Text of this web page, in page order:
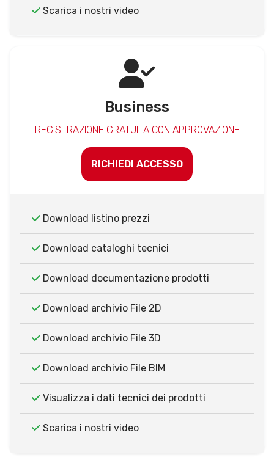
Scarica i nostri video
Business
REGISTRAZIONE GRATUITA CON APPROVAZIONE
RICHIEDI ACCESSO
Download listino prezzi
Download cataloghi tecnici
Download documentazione prodotti
Download archivio File 2D
Download archivio File 3D
Download archivio File BIM
Visualizza i dati tecnici dei prodotti
Scarica i nostri video